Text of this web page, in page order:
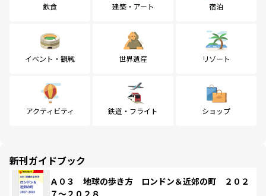
飲食 建築・アート 宿泊
イベント・観戦 世界遺産 リゾート
アクティビティ 鉄道・フライト ショップ
新刊ガイドブック
Ａ０３ 地球の歩き方 ロンドン＆近郊の町 ２０２
７～２０２８